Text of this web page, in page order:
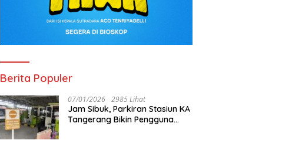
Berita Populer
07/01/2026 2985 Lihat
Jam Sibuk, Parkiran Stasiun KA
Tangerang Bikin Pengguna